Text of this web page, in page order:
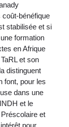
coût-bénéfique
stabilisée et si
formation
en Afrique
et son
distinguent
font, pour les
dans une
et le
Préscolaire et